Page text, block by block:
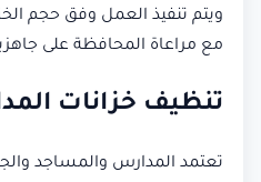
ويتم تنفيذ العمل وفق حجم
مع مراعاة المحافظة على
تنظيف خزانات
تعتمد المدارس والمساجد